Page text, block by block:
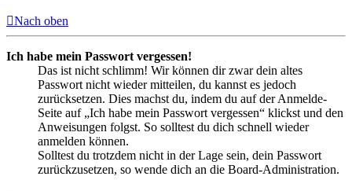
Nach oben
Ich habe mein Passwort vergessen!
Das ist nicht schlimm! Wir können dir zwar dein altes
Passwort nicht wieder mitteilen, du kannst es jedoch
zurücksetzen. Dies machst du, indem du auf der Anmelde-
Seite auf „Ich habe mein Passwort vergessen“ klickst und den
Anweisungen folgst. So solltest du dich schnell wieder
anmelden können.
Solltest du trotzdem nicht in der Lage sein, dein Passwort
zurückzusetzen, so wende dich an die Board-Administration.